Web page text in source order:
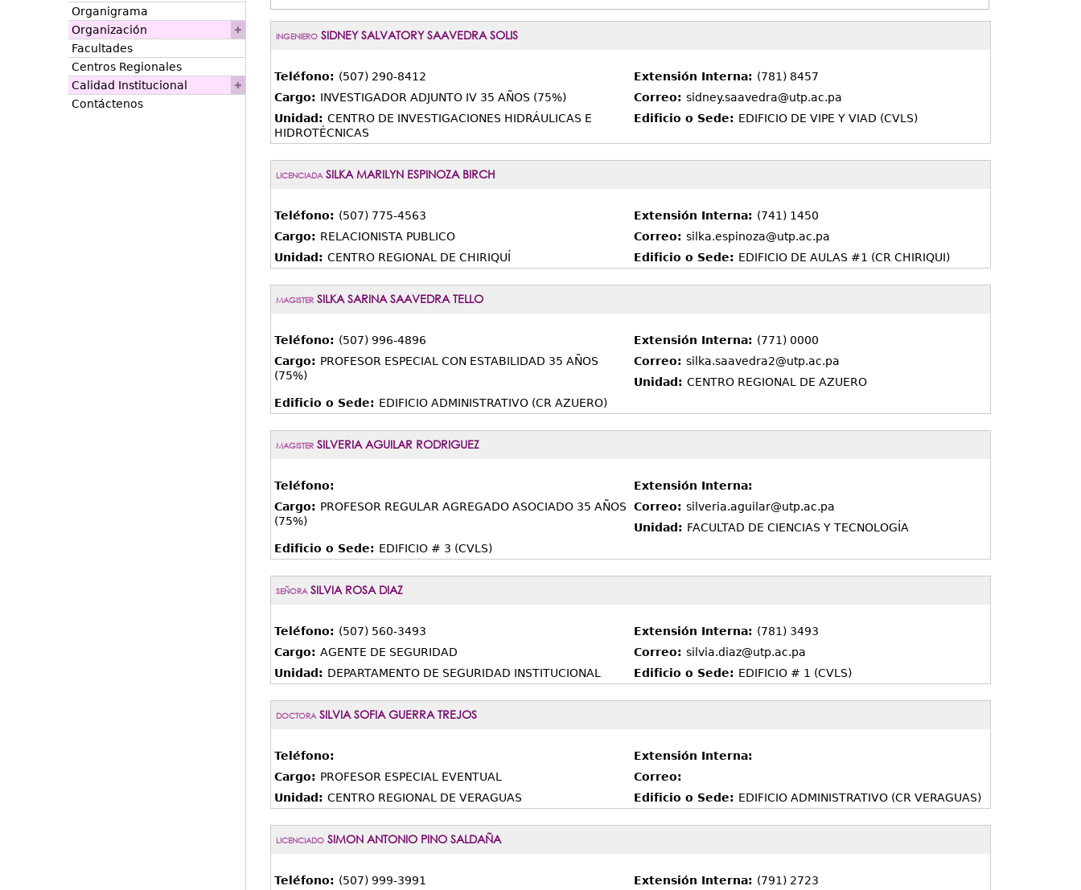
INGENIEROSIDNEY SALVATORY SAAVEDRA SOLIS
Teléfono: (507) 290-8412 Extensión Interna: (781) 8457
Cargo: INVESTIGADOR ADJUNTO IV 35 AÑOS (75%) Correo: sidney.saavedra@utp.ac.pa
Unidad: CENTRO DE INVESTIGACIONES HIDRÁULICAS E
HIDROTÉCNICAS
Edificio o Sede: EDIFICIO DE VIPE Y VIAD (CVLS)
LICENCIADASILKA MARILYN ESPINOZA BIRCH
Teléfono: (507) 775-4563 Extensión Interna: (741) 1450
Cargo: RELACIONISTA PUBLICO Correo: silka.espinoza@utp.ac.pa
Unidad: CENTRO REGIONAL DE CHIRIQUÍ Edificio o Sede: EDIFICIO DE AULAS #1 (CR CHIRIQUI)
MAGISTERSILKA SARINA SAAVEDRA TELLO
Teléfono: (507) 996-4896 Extensión Interna: (771) 0000
Cargo: PROFESOR ESPECIAL CON ESTABILIDAD 35 AÑOS
(75%)
Correo: silka.saavedra2@utp.ac.pa
Unidad: CENTRO REGIONAL DE AZUERO
Edificio o Sede: EDIFICIO ADMINISTRATIVO (CR AZUERO)
MAGISTERSILVERIA AGUILAR RODRIGUEZ
Teléfono:
Extensión Interna:
Cargo: PROFESOR REGULAR AGREGADO ASOCIADO 35 AÑOS
(75%)
Correo: silveria.aguilar@utp.ac.pa
Unidad: FACULTAD DE CIENCIAS Y TECNOLOGÍA
Edificio o Sede: EDIFICIO # 3 (CVLS)
SEÑORASILVIA ROSA DIAZ
Teléfono: (507) 560-3493 Extensión Interna: (781) 3493
Cargo: AGENTE DE SEGURIDAD Correo: silvia.diaz@utp.ac.pa
Unidad: DEPARTAMENTO DE SEGURIDAD INSTITUCIONAL Edificio o Sede: EDIFICIO # 1 (CVLS)
DOCTORASILVIA SOFIA GUERRA TREJOS
Teléfono:
Extensión Interna:
Cargo: PROFESOR ESPECIAL EVENTUAL
Correo:
Unidad: CENTRO REGIONAL DE VERAGUAS Edificio o Sede: EDIFICIO ADMINISTRATIVO (CR VERAGUAS)
LICENCIADOSIMON ANTONIO PINO SALDAÑA
Teléfono: (507) 999-3991 Extensión Interna: (791) 2723
Organigrama
Organización
Facultades
Centros Regionales
Calidad Institucional
Contáctenos